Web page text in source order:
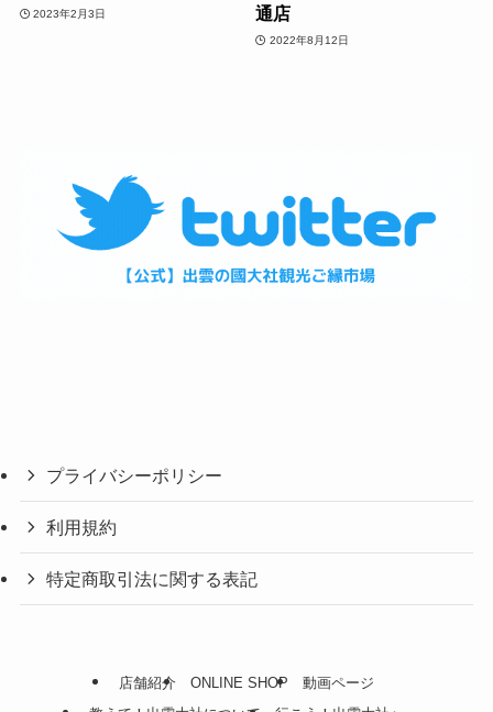
2023年2月3日
通店
2022年8月12日
プライバシーポリシー
利用規約
特定商取引法に関する表記
店舗紹介 ONLINE SHOP
動画ページ